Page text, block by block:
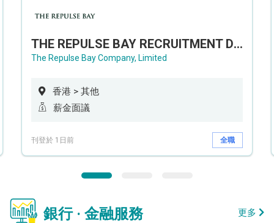
THE REPULSE BAY RECRUITMENT DAY 淺水灣影灣園人才招聘會
The Repulse Bay Company, Limited
香港 > 其他
薪金面議
刊登於 1日前 全職
銀行 · 金融服務 更多